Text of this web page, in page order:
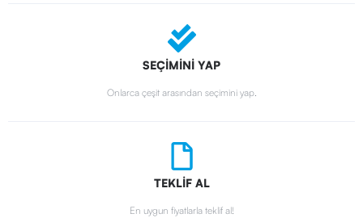
SEÇİMİNİ YAP
Onlarca çeşit arasından seçimini yap.
TEKLİF AL
En uygun fiyatlarla teklif al!